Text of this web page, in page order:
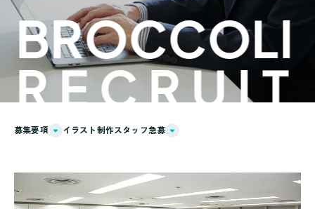
BROCCOLI
RECRUIT
募集要項 イラスト制作スタッフ急募